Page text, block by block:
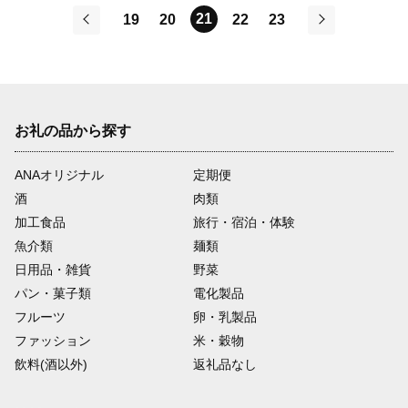
19 20 21 22
23
お礼の品から探す
ANAオリジナル
定期便
酒
肉類
加工食品
旅行・宿泊・体験
魚介類
麺類
日用品・雑貨
野菜
パン・菓子類
電化製品
フルーツ
卵・乳製品
ファッション
米・穀物
飲料(酒以外)
返礼品なし